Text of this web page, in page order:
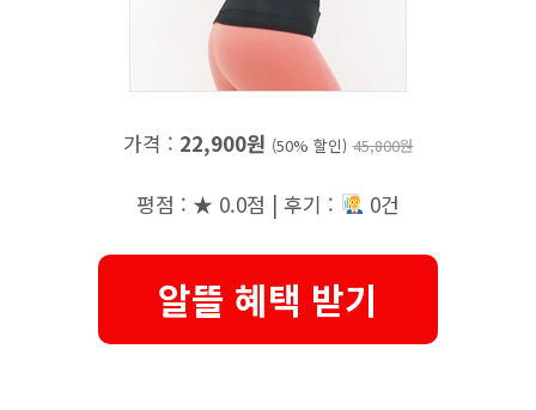
가격 : 22,900원 (50% 할인) 45,800원
평점 : ★ 0.0점 | 후기 : 0건
알뜰 혜택 받기